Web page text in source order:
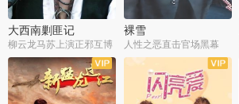
大西南剿匪记
柳云龙马苏上演正邪互博
裸雪
人性之恶直击官场黑幕
全36集
全37集